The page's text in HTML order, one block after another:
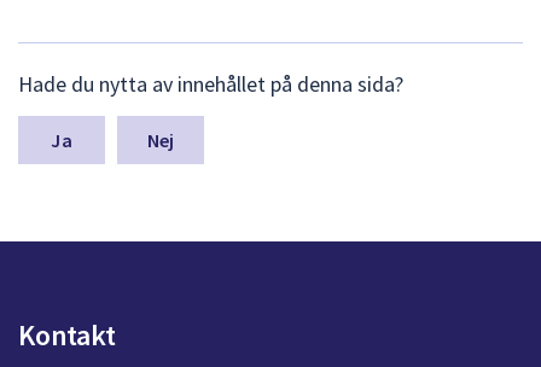
ä
m
a
n
k
Hade du nytta av innehållet på denna sida?
Nej
Kontakt